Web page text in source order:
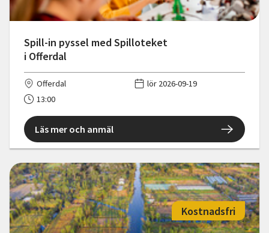
Spill-in pyssel med Spilloteket
i Offerdal
Offerdal
lör 2026-09-19
13:00
Läs mer och anmäl
Kostnadsfri